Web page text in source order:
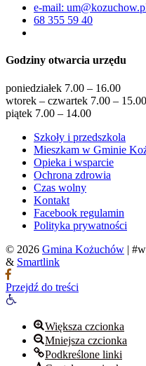
e-mail:
68 355 59 40
Godziny otwarcia urzędu
poniedziałek 7.00 – 16.00
wtorek – czwartek 7.00 – 15.00
piątek 7.00 – 14.00
Szkoły i przedszkola
Mieszkam w Gminie
Opieka i wsparcie
Ochrona zdrowia
Czas wolny
Kontakt
Facebook regulamin
Polityka prywatności
© 2026 Gmina Kożuchów |
& Smartlink
Przejdź do treści
Otwórz
narzędzi Większa czcionka
Mniejsza czcionka
Podkreślone linki